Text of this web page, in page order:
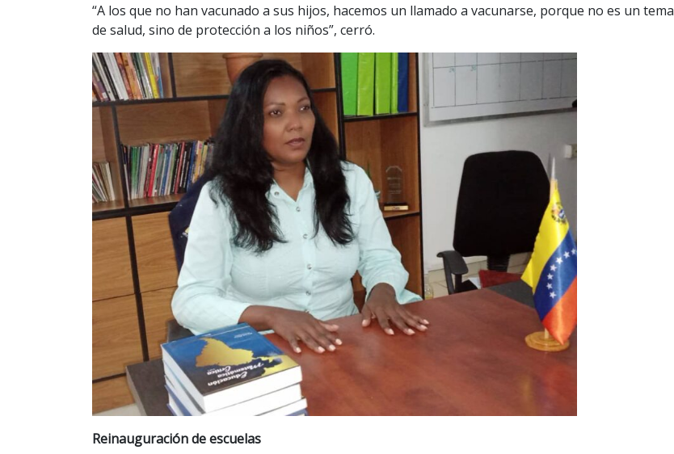
“A los que no han vacunado a sus hijos, hacemos un llamado a vacunarse, porque no es un tema
de salud, sino de protección a los niños”, cerró.
Reinauguración de escuelas